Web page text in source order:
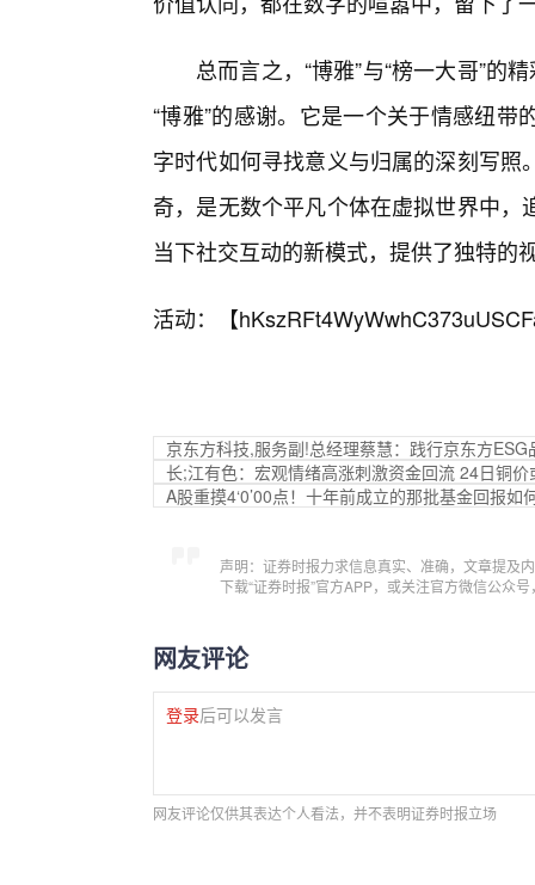
总而言之，“博雅”与“榜一大哥”的
“博雅”的感谢。它是一个关于情感纽
字时代如何寻找意义与归属的深刻写
奇，是无数个平凡个体在虚拟世界中
当下社交互动的新模式，提供了独特的
活动：【
京东方科技,服务副!总经理蔡慧：践行京东方
长;江有色：宏观情绪高涨刺激资金回流 24日铜价
A股重摸4‘0’00点！十年前成立的那批基金回报如
声明：证券时报力求信息真实、准确，文章提及
下载“证券时报”官方APP，或关注官方微信公众
网友评论
登录后可以发言
网友评论仅供其表达个人看法，并不表明证券时报立场